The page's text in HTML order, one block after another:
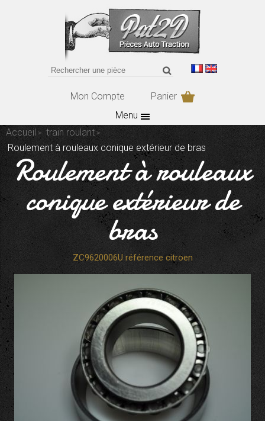
Mon Compte
Panier
Menu
Accueil
train roulant
Roulement à rouleaux conique extérieur de bras
Roulement à rouleaux
conique extérieur de
bras
ZC9620006U référence citroen